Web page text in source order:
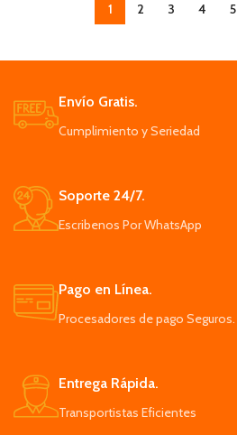
1 2 3 4 5
Envío Gratis.
Cumplimiento y Seriedad
Soporte 24/7.
Escribenos Por WhatsApp
Pago en Línea.
Procesadores de pago Seguros.
Entrega Rápida.
Transportistas Eficientes